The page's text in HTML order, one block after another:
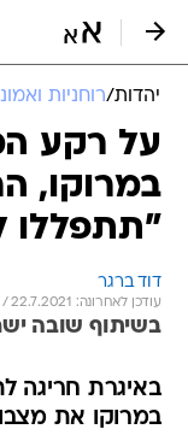
יהדות/רוחניות
על רקע
במרוקו,
"תתפללו
דוד ברגר
עודכן לאחרונה: 22.7.2021 / 10:13
בשיתוף שובה
באיגרת חריגה
במרוקו את